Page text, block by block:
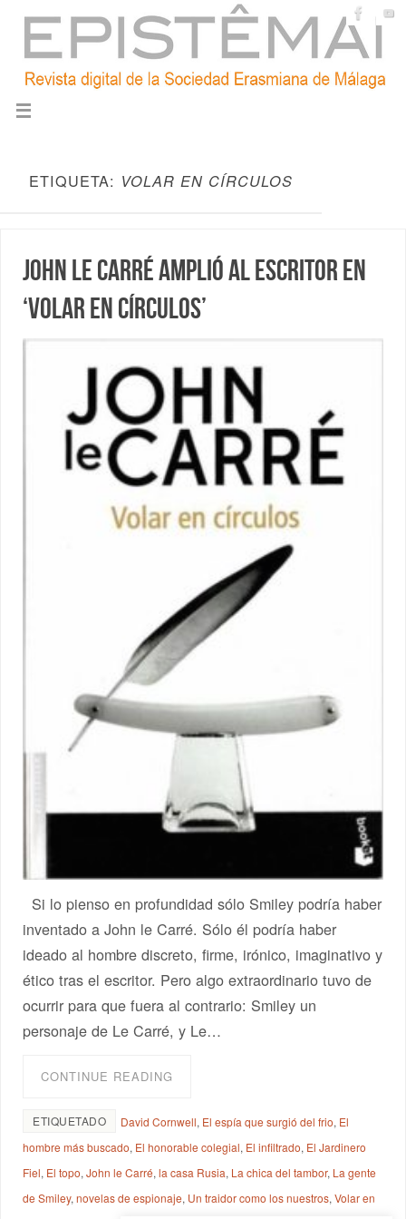
ETIQUETA: VOLAR EN CÍRCULOS
John le Carré amplió al escritor en
‘Volar en círculos’
Si lo pienso en profundidad sólo Smiley podría haber
inventado a John le Carré. Sólo él podría haber
ideado al hombre discreto, firme, irónico, imaginativo y
ético tras el escritor. Pero algo extraordinario tuvo de
ocurrir para que fuera al contrario: Smiley un
personaje de Le Carré, y Le…
CONTINUE READING
ETIQUETADO David Cornwell, El espía que surgió del frio, El
hombre más buscado, El honorable colegial, El infiltrado, El Jardinero
Fiel, El topo,John le Carré,la casa Rusia, La chica del tambor, La gente
de Smiley,novelas de espionaje, Un traidor como los nuestros,Volar en